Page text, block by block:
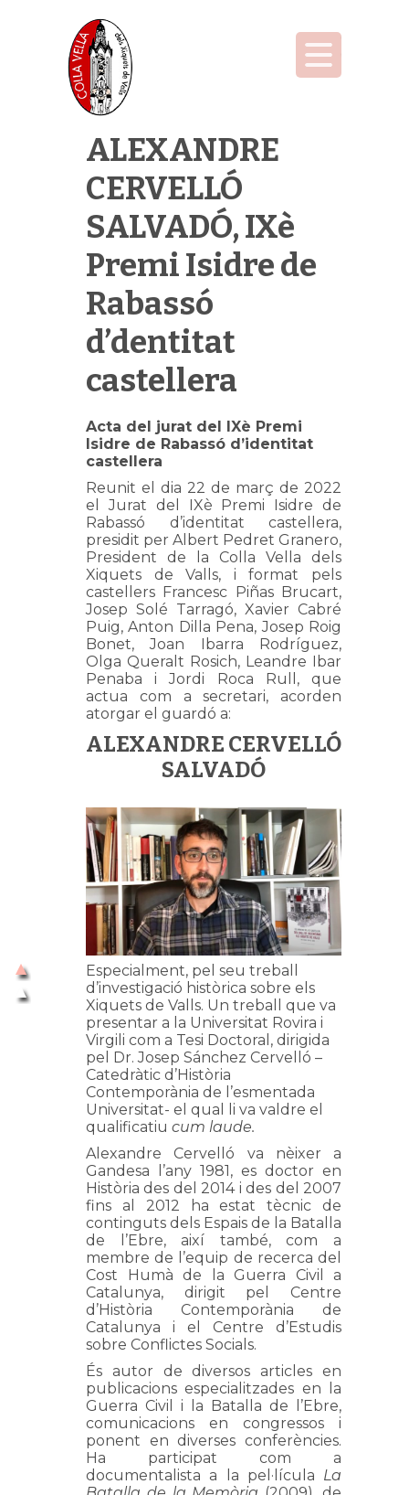
ALEXANDRE
CERVELLÓ
SALVADÓ, IXè
Premi Isidre de
Rabassó
d’dentitat
castellera
Acta del jurat del IXè Premi
Isidre de Rabassó d’identitat
castellera
Reunit el dia 22 de març de 2022
el Jurat del IXè Premi Isidre de
Rabassó d’identitat castellera,
presidit per Albert Pedret Granero,
President de la Colla Vella dels
Xiquets de Valls, i format pels
castellers Francesc Piñas Brucart,
Josep Solé Tarragó, Xavier Cabré
Puig, Anton Dilla Pena, Josep Roig
Bonet, Joan Ibarra Rodríguez,
Olga Queralt Rosich, Leandre Ibar
Penaba i Jordi Roca Rull, que
actua com a secretari, acorden
atorgar el guardó a:
ALEXANDRE CERVELLÓ
SALVADÓ
Especialment, pel seu treball
d’investigació històrica sobre els
Xiquets de Valls. Un treball que va
presentar a la Universitat Rovira i
Virgili com a Tesi Doctoral, dirigida
pel Dr. Josep Sánchez Cervelló –
Catedràtic d’Història
Contemporània de l’esmentada
Universitat- el qual li va valdre el
qualificatiu cum laude.
Alexandre Cervelló va nèixer a
Gandesa l’any 1981, es doctor en
Història des del 2014 i des del 2007
fins al 2012 ha estat tècnic de
continguts dels Espais de la Batalla
de l’Ebre, així també, com a
membre de l’equip de recerca del
Cost Humà de la Guerra Civil a
Catalunya, dirigit pel Centre
d’Història Contemporània de
Catalunya i el Centre d’Estudis
sobre Conflictes Socials.
És autor de diversos articles en
publicacions especialitzades en la
Guerra Civil i la Batalla de l’Ebre,
comunicacions en congressos i
ponent en diverses conferències.
Ha participat com a
documentalista a la pel·lícula La